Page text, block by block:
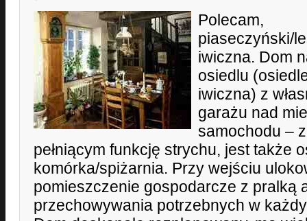
Polecam,
piaseczyński/
iwiczna. Dom
osiedlu
iwiczna) z
garażu nad
samochodu –
pełniącym funkcję strychu, jest także
komórka/spiżarnia. Przy wejściu
pomieszczenie gospodarcze z pralką
przechowywania potrzebnych w